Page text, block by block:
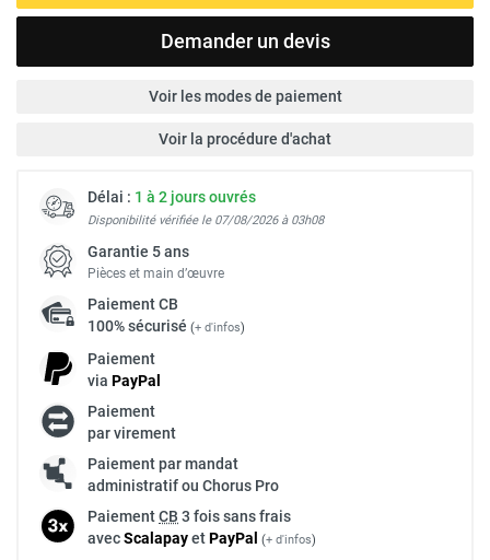
Demander un devis
Voir les modes de paiement
Voir la procédure d'achat
Délai : 1 à 2 jours ouvrés
Disponibilité vérifiée le 07/08/2026 à 03h08
Garantie 5 ans
Pièces et main d’œuvre
PaiementCB
100% sécurisé (+ d'infos)
Paiement
via PayPal
Paiement
par virement
Paiement par mandat
administratif ou Chorus Pro
PaiementCB 3 fois sans frais
avecScalapayetPayPal (+ d'infos)